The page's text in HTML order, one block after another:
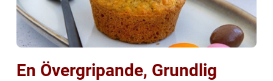
En Övergripande, Grundlig